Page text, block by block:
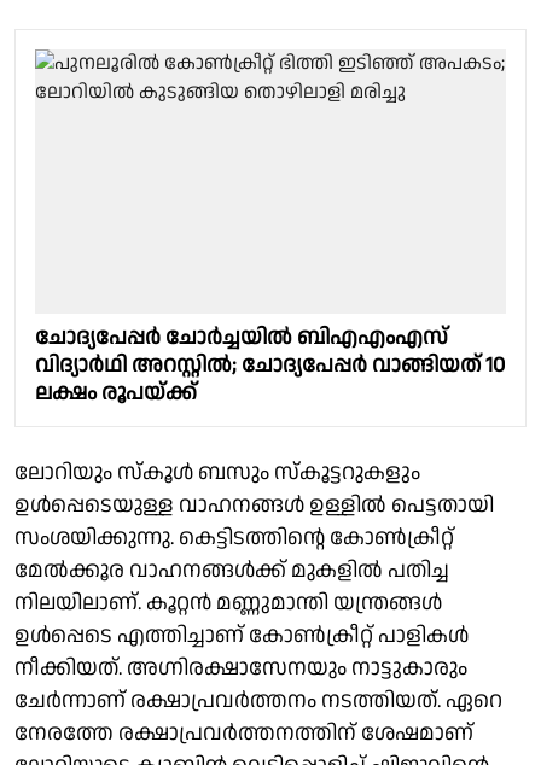
ചോദ്യപേപ്പർ ചോർച്ചയിൽ ബിഎഎംഎസ്
വിദ്യാർഥി അറസ്റ്റിൽ; ചോദ്യപേപ്പർ വാങ്ങിയത് 10
ലക്ഷം രൂപയ്ക്ക്
ലോറിയും സ്‌കൂള്‍ ബസും സ്‌കൂട്ടറുകളും
ഉള്‍പ്പെടെയുള്ള വാഹനങ്ങള്‍ ഉള്ളില്‍ പെട്ടതായി
സംശയിക്കുന്നു. കെട്ടിടത്തിന്റെ കോണ്‍ക്രീറ്റ്
മേല്‍ക്കൂര വാഹനങ്ങള്‍ക്ക് മുകളില്‍ പതിച്ച
നിലയിലാണ്. കൂറ്റന്‍ മണ്ണുമാന്തി യന്ത്രങ്ങള്‍
ഉള്‍പ്പെടെ എത്തിച്ചാണ് കോണ്‍ക്രീറ്റ് പാളികള്‍
നീക്കിയത്. അഗ്നിരക്ഷാസേനയും നാട്ടുകാരും
ചേര്‍ന്നാണ് രക്ഷാപ്രവര്‍ത്തനം നടത്തിയത്. ഏറെ
നേരത്തേ രക്ഷാപ്രവര്‍ത്തനത്തിന് ശേഷമാണ്